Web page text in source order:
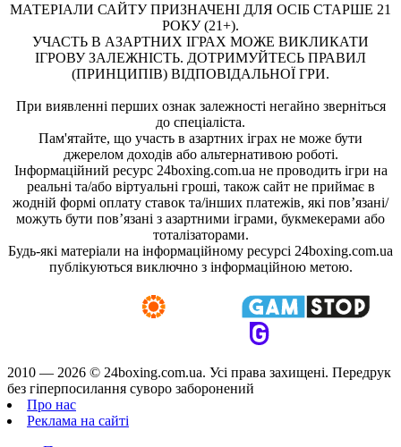
МАТЕРІАЛИ САЙТУ ПРИЗНАЧЕНІ ДЛЯ ОСІБ СТАРШЕ 21
РОКУ (21+).
УЧАСТЬ В АЗАРТНИХ ІГРАХ МОЖЕ ВИКЛИКАТИ
ІГРОВУ ЗАЛЕЖНІСТЬ. ДОТРИМУЙТЕСЬ ПРАВИЛ
(ПРИНЦИПІВ) ВІДПОВІДАЛЬНОЇ ГРИ.
При виявленні перших ознак залежності негайно зверніться
до спеціаліста.
Пам'ятайте, що участь в азартних іграх не може бути
джерелом доходів або альтернативою роботі.
Інформаційний ресурс 24boxing.com.ua не проводить ігри на
реальні та/або віртуальні гроші, також сайт не приймає в
жодній формі оплату ставок та/інших платежів, які пов’язані/
можуть бути пов’язані з азартними іграми, букмекерами або
тоталізаторами.
Будь-які матеріали на інформаційному ресурсі 24boxing.com.ua
публікуються виключно з інформаційною метою.
2010 — 2026 © 24boxing.com.ua. Усi права захищенi. Передрук
без гіперпосилання суворо заборонений
Про нас
Реклама на сайті